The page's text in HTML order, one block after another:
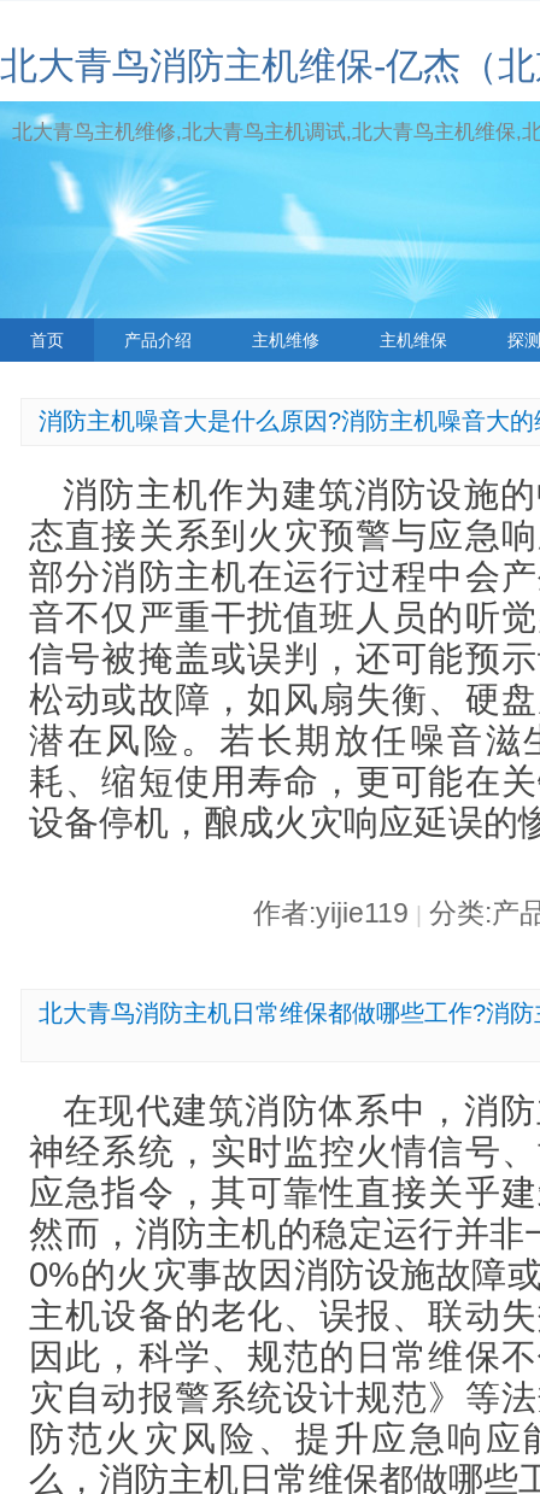
北大青鸟消防主机维保-亿杰（
北大青鸟主机维修,北大青鸟主机调试,北大青鸟主机维保,
首页 产品介绍 主机维修 主机维保 探
消防主机噪音大是什么原因?消防主机噪音大
消防主机作为建筑消防设施
态直接关系到火灾预警与应急
部分消防主机在运行过程中会
音不仅严重干扰值班人员的听
信号被掩盖或误判，还可能预
松动或故障，如风扇失衡、硬
潜在风险。若长期放任噪音滋
耗、缩短使用寿命，更可能在
设备停机，酿成火灾响应延误的
作者:yijie119 分类:产
北大青鸟消防主机日常维保都做哪些工作?消
在现代建筑消防体系中，消
神经系统，实时监控火情信号
应急指令，其可靠性直接关乎
然而，消防主机的稳定运行并非
0%的火灾事故因消防设施故障
主机设备的老化、误报、联动
因此，科学、规范的日常维保
灾自动报警系统设计规范》等
防范火灾风险、提升应急响应
么，消防主机日常维保都做哪些